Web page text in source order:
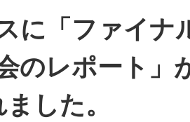
に「ファイナ
のレポート」
した。